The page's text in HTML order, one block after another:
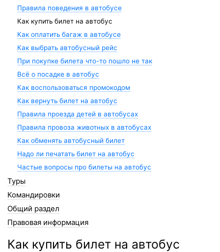
Правила поведения в автобусе
Как купить билет на автобус
Как оплатить багаж в автобусе
Как выбрать автобусный рейс
При покупке билета что-то пошло не так
Всё о посадке в автобус
Как воспользоваться промокодом
Как вернуть билет на автобус
Правила проезда детей в автобусах
Правила провоза животных в автобусах
Как обменять автобусный билет
Надо ли печатать билет на автобус
Частые вопросы про билеты на автобус
Туры
Командировки
Общий раздел
Правовая информация
Как купить билет на автобус